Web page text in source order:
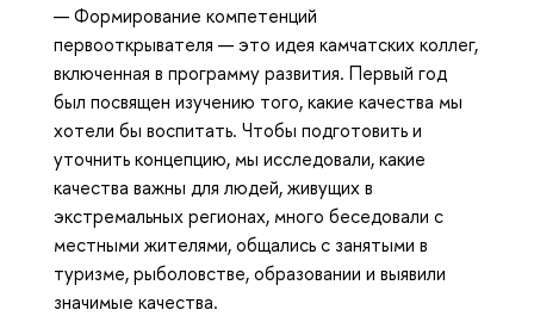
— Формирование компетенций
первооткрывателя — это идея камчатских коллег,
включенная в программу развития. Первый год
был посвящен изучению того, какие качества мы
хотели бы воспитать. Чтобы подготовить и
уточнить концепцию, мы исследовали, какие
качества важны для людей, живущих в
экстремальных регионах, много беседовали с
местными жителями, общались с занятыми в
туризме, рыболовстве, образовании и выявили
значимые качества.